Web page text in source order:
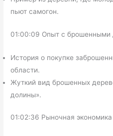
пьют самогон.
01:00:09 Опыт с брошенными
История о покупке
области.
Жуткий вид брошенных
долины».
01:02:36 Рыночная